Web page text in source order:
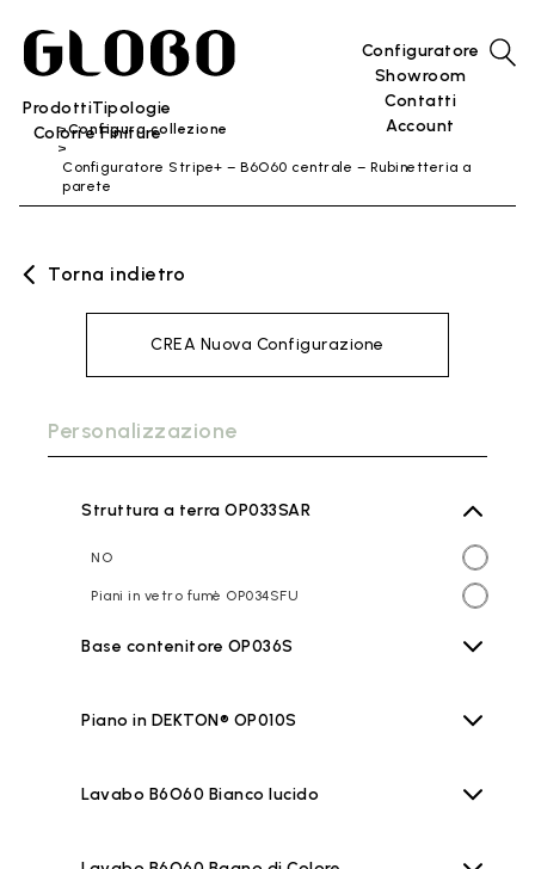
ProdottiTipologie
Colori e Finiture
Configuratore
Showroom
Contatti
Account
Configura collezione
Configuratore Stripe+ – B6O60 centrale – Rubinetteria a
parete
Torna indietro
CREA Nuova Configurazione
Personalizzazione
Struttura a terra OP033SAR
NO
Piani in vetro fumè OP034SFU
Base contenitore OP036S
Piano in DEKTON® OP010S
Lavabo B6O60 Bianco lucido